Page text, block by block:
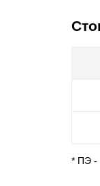
* ПЭ -